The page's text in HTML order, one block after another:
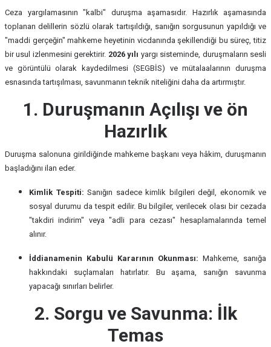
Ceza yargılamasının "kalbi" duruşma aşamasıdır. Hazırlık aşamasında
toplanan delillerin sözlü olarak tartışıldığı, sanığın sorgusunun yapıldığı ve
"maddi gerçeğin" mahkeme heyetinin vicdanında şekillendiği bu süreç, titiz
bir usul izlenmesini gerektirir. 2026 yılı yargı sisteminde, duruşmaların sesli
ve görüntülü olarak kaydedilmesi (SEGBİS) ve mütalaalarının duruşma
esnasında tartışılması, savunmanın teknik niteliğini daha da artırmıştır.
1. Duruşmanın Açılışı ve ön
Hazırlık
Duruşma salonuna girildiğinde mahkeme başkanı veya hâkim, duruşmanın
başladığını ilan eder.
Kimlik Tespiti: Sanığın sadece kimlik bilgileri değil, ekonomik ve
sosyal durumu da tespit edilir. Bu bilgiler, verilecek olası bir cezada
"takdiri indirim" veya "adli para cezası" hesaplamalarında temel
alınır.
İddianamenin Kabulü Kararının Okunması: Mahkeme, sanığa
hakkındaki suçlamaları hatırlatır. Bu aşama, sanığın savunma
yapacağı sınırları belirler.
2. Sorgu ve Savunma: İlk
Temas